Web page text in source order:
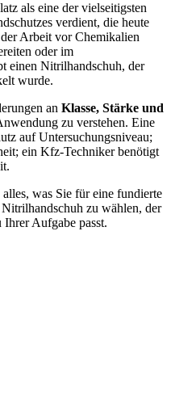
als eine der vielseitigsten
verdient, die heute
Arbeit vor Chemikalien
oder im
einen Nitrilhandschuh, der
wurde.
an Klasse, Stärke und
zu verstehen. Eine
auf Untersuchungsniveau;
ein Kfz-Techniker benötigt
was Sie für eine fundierte
zu wählen, der
Aufgabe passt.